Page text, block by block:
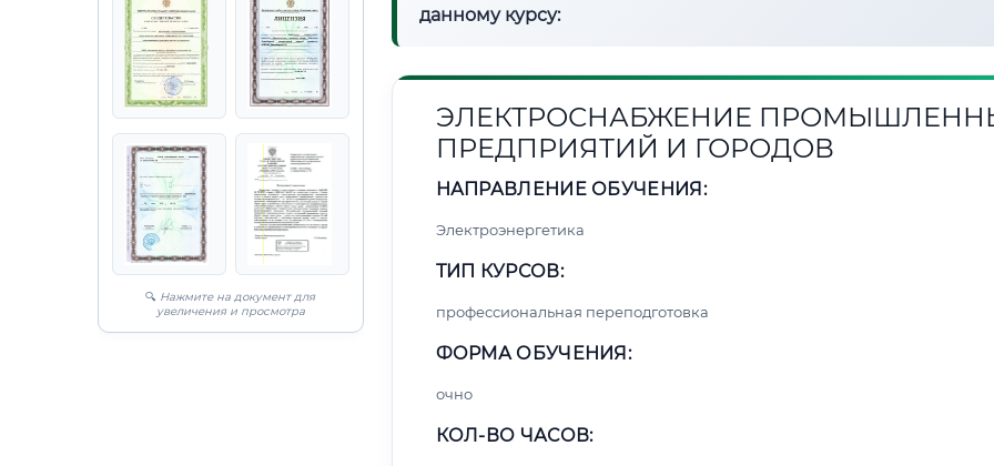
🔍 Нажмите на документ для
увеличения и просмотра
данному курсу:
ЭЛЕКТРОСНАБЖЕНИЕ
ПРЕДПРИЯТИЙ И ГОРОДОВ
НАПРАВЛЕНИЕ ОБУЧЕНИЯ:
Электроэнергетика
ТИП КУРСОВ:
профессиональная переподготовка
ФОРМА ОБУЧЕНИЯ:
очно
КОЛ-ВО ЧАСОВ: